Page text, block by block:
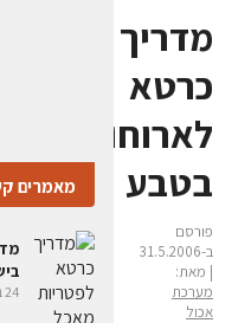
מדריך
כרטא
לארוחות
בטבע
פורסם
ב-31.5.2006
| מאת:
מערכת
אכול
מאמרים
24 בנובמבר 2008